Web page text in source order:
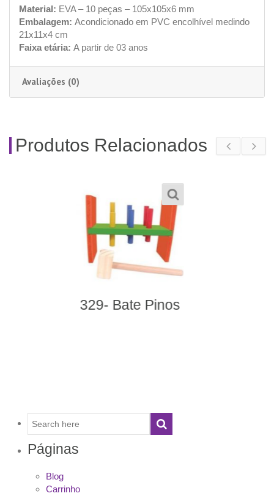
Material: EVA – 10 peças – 105x105x6 mm
Embalagem: Acondicionado em PVC encolhível medindo
21x11x4 cm
Faixa etária: A partir de 03 anos
Avaliações (0)
Produtos Relacionados
447- Fantoches Três
Porquinhos
Páginas
Blog
Carrinho